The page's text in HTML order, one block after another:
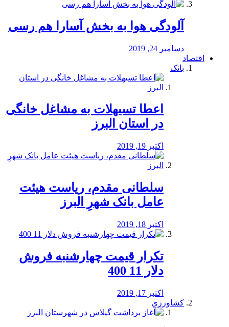
آلودگی هوا به بخش آسارا هم رسی
دسامبر 24, 2019
اقتصاد
بانک
️اعطا تسیهلات به مشاغل خانگی
در استان البرز
اکتبر 19, 2019
سلطانی مقدم، ریاست هیئت
عامل بانک شهرِ البرز
اکتبر 18, 2019
تکرار قیمت چهارشنبه فروش
دلار 11 400
اکتبر 17, 2019
کشاورزی